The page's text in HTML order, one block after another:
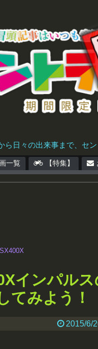
ら日々の出来事まで、セ
一覧 【特集】
インパル
てみよう！
2015/6/